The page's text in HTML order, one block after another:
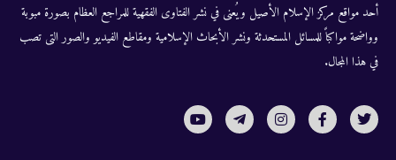
أحد مواقع مركز الإسلام الأصيل ويُعنى في نشر الفتاوى الفقهية للمراجع العظام بصورة مبوبة
وواضحة مواكباً للمسائل المستحدثة ونشر الأبحاث الإسلامية ومقاطع الفيديو والصور التى تصب
في هذا المجال.